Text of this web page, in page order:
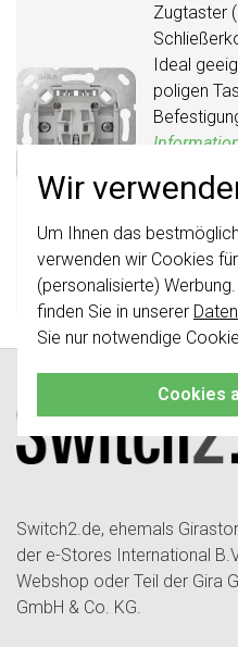
Wir
Um Ihnen das
verwenden wir Cookies
(personalisierte)
finden Sie in unserer
Sie nur notwendige
Cookies
Zugtaster
Ideal
poligen
1-
0
17,95 -
Switch2.de, ehemals
der e-Stores International
Webshop oder Teil der Gira
GmbH & Co. KG.
Wichtig: Gira Schalter und
Schalterwippen wurden
2024 kombinierbar.
Klicken Sie hier
für weitere
damit Sie immer das